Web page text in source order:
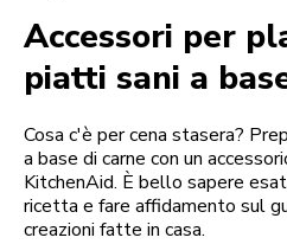
Accessori per
piatti sani a
Cosa c'è per cena stasera?
a base di carne con un
KitchenAid. È bello sapere
ricetta e fare affidamento sul
creazioni fatte in casa.